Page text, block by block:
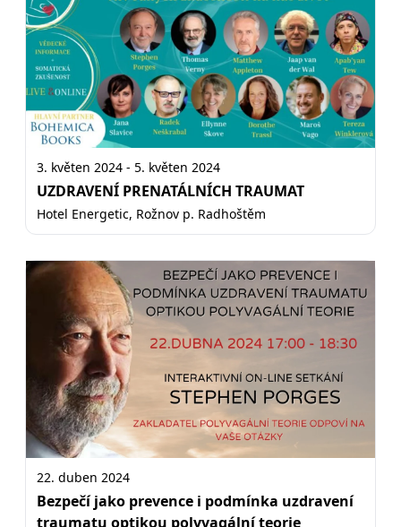
3. květen 2024 - 5. květen 2024
UZDRAVENÍ PRENATÁLNÍCH TRAUMAT
Hotel Energetic, Rožnov p. Radhoštěm
22. duben 2024
Bezpečí jako prevence i podmínka uzdravení
traumatu optikou polyvagální teorie